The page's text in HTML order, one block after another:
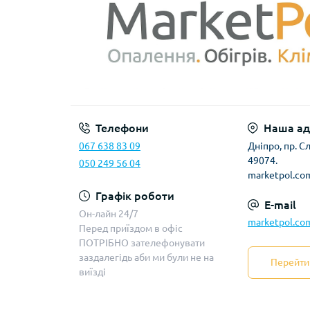
Настінні обігрівачі
Стельові обігрівачі
Металокерамічні обігрівачі
Телефони
067 638 83 09
050 249 56 04
Графік роботи
Он-лайн 24/7
Перед приїздом в офіс
ПОТРІБНО зателефонувати
заздалегідь аби ми були не на
виїзді
Наша
Дніпро, пр.
49074.
E-mail
Перейти